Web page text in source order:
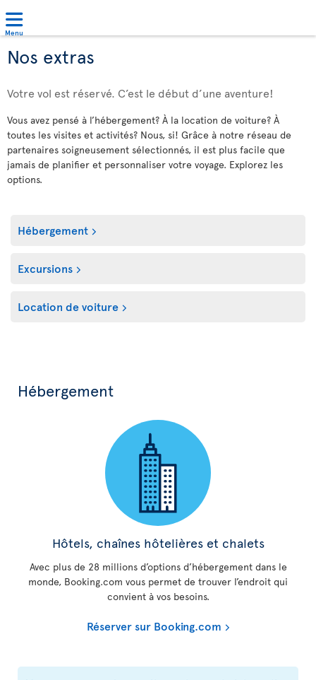
Menu
Nos extras
Votre vol est réservé. C’est le début d’une aventure!
Vous avez pensé à l’hébergement? À la location de voiture? À
toutes les visites et activités? Nous, si! Grâce à notre réseau de
partenaires soigneusement sélectionnés, il est plus facile que
jamais de planifier et personnaliser votre voyage. Explorez les
options.
Hébergement
Excursions
Location de voiture
Hébergement
Hôtels, chaînes hôtelières et chalets
Avec plus de 28 millions d’options d’hébergement dans le
monde, Booking.com vous permet de trouver l’endroit qui
convient à vos besoins.
Réserver sur Booking.com